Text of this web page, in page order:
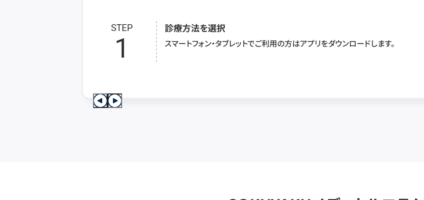
STEP
1
診療方法を選択
スマートフォン・タブレットでご利用の方はアプリをダウンロードします。